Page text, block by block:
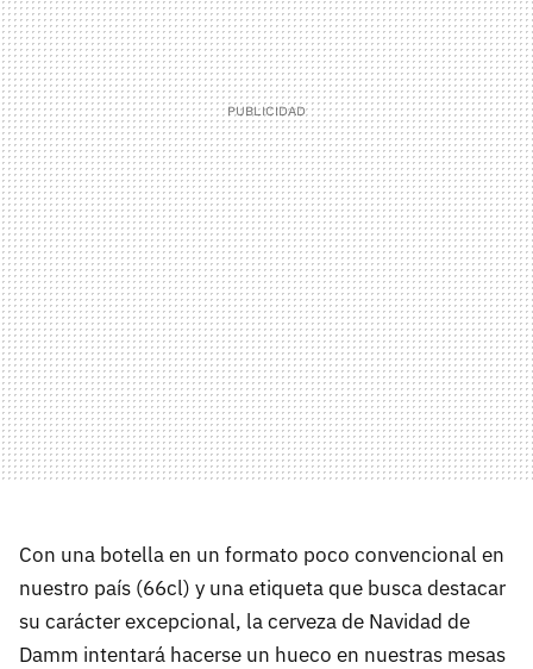
Con una botella en un formato poco convencional en
nuestro país (66cl) y una etiqueta que busca destacar
su carácter excepcional, la cerveza de Navidad de
Damm intentará hacerse un hueco en nuestras mesas